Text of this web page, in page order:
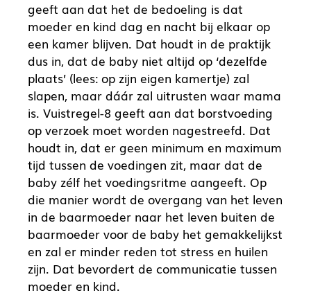
geeft aan dat het de bedoeling is dat
moeder en kind dag en nacht bij elkaar op
een kamer blijven. Dat houdt in de praktijk
dus in, dat de baby niet altijd op ‘dezelfde
plaats’ (lees: op zijn eigen kamertje) zal
slapen, maar dáár zal uitrusten waar mama
is. Vuistregel-8 geeft aan dat borstvoeding
op verzoek moet worden nagestreefd. Dat
houdt in, dat er geen minimum en maximum
tijd tussen de voedingen zit, maar dat de
baby zélf het voedingsritme aangeeft. Op
die manier wordt de overgang van het leven
in de baarmoeder naar het leven buiten de
baarmoeder voor de baby het gemakkelijkst
en zal er minder reden tot stress en huilen
zijn. Dat bevordert de communicatie tussen
moeder en kind.